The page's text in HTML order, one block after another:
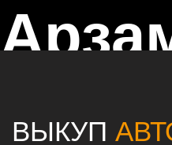
ВЫКУП